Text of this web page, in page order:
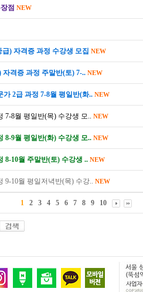
점 NEW
) 자격증 과정 수강생 모집 NEW
격증 과정 주말반(토) 7-.. NEW
2급 과정 7-8월 평일반(화.. NEW
7-8월 평일반(목) 수강생 모.. NEW
8-9월 평일반(화) 수강생 모.. NEW
8-10월 주말반(토) 수강생 .. NEW
9-10월 평일저녁반(목) 수강.. NEW
1 2 3 4 5 6 7 8 9 10